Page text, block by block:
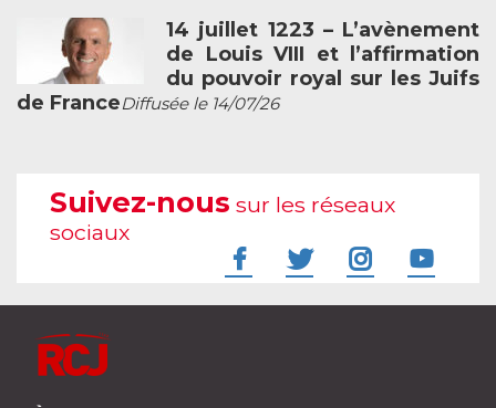
14 juillet 1223 – L’avènement
de Louis VIII et l’affirmation
du pouvoir royal sur les Juifs
de FranceDiffusée le 14/07/26
Suivez-nous sur les réseaux
sociaux